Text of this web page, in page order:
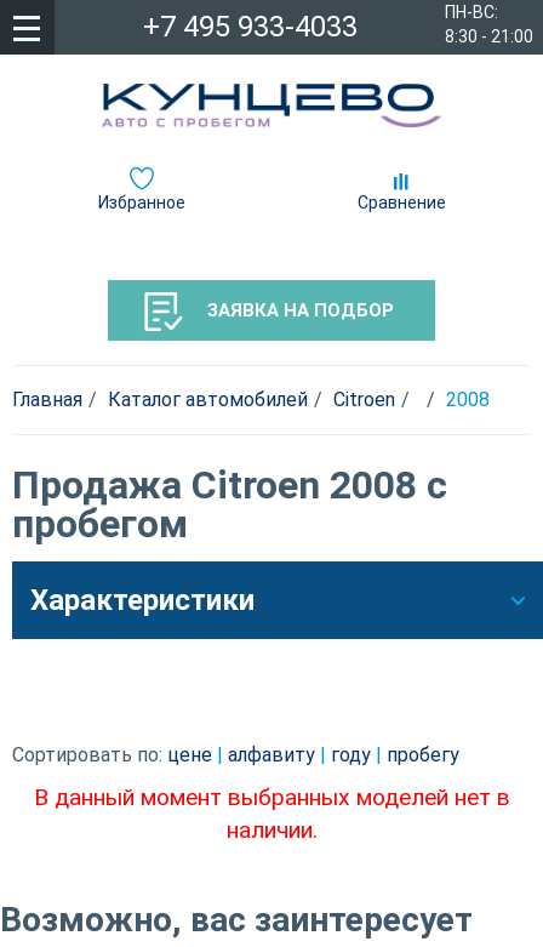
ПН-ВС:
8:30 - 21:00
+7 495 933-4033
Избранное Сравнение
ЗАЯВКА НА ПОДБОР
Главная Каталог автомобилей Citroen 2008
Продажа Citroen 2008 с
пробегом
Характеристики
Сортировать по: цене алфавиту году пробегу
В данный момент выбранных моделей нет в
наличии.
Возможно, вас заинтересует